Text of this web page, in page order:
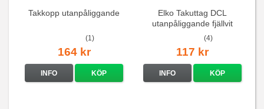
Takkopp utanpåliggande
(1)
164 kr
INFO KÖP
Elko Takuttag DCL
utanpåliggande fjällvit
(4)
117 kr
INFO KÖP